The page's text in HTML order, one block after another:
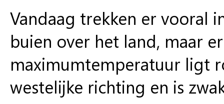
Vandaag trekken er vooral
buien over het land, maar
maximumtemperatuur ligt
westelijke richting en is